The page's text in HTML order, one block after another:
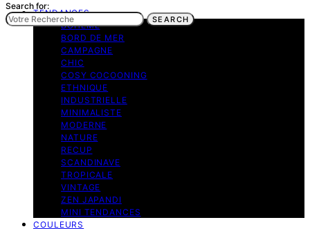
TENDANCES
BOHEME
BORD DE MER
CAMPAGNE
CHIC
COSY COCOONING
ETHNIQUE
INDUSTRIELLE
MINIMALISTE
MODERNE
NATURE
RECUP
SCANDINAVE
TROPICALE
VINTAGE
ZEN JAPANDI
MINI TENDANCES
COULEURS
Search for:
SEARCH